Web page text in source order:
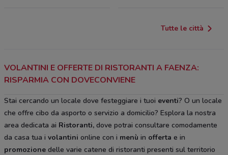
Tutte le città
VOLANTINI E OFFERTE DI RISTORANTI A FAENZA:
RISPARMIA CON DOVECONVIENE
Stai cercando un locale dove festeggiare i tuoi eventi? O un locale
che offre cibo da asporto o servizio a domicilio? Esplora la nostra
area dedicata ai Ristoranti, dove potrai consultare comodamente
da casa tua i volantini online con i menù in offerta e in
promozione delle varie catene di ristoranti presenti sul territorio